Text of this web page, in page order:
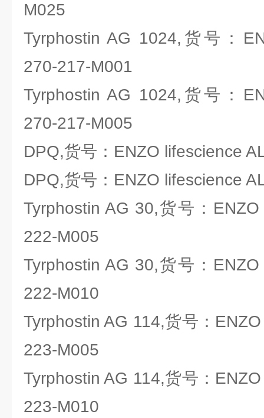
M025
Tyrphostin AG 1024,货号：
270-217-M001
Tyrphostin AG 1024,货号：
270-217-M005
DPQ,货号：ENZO lifescience
DPQ,货号：ENZO lifescience
Tyrphostin AG 30,货号：
222-M005
Tyrphostin AG 30,货号：
222-M010
Tyrphostin AG 114,货号：
223-M005
Tyrphostin AG 114,货号：
223-M010